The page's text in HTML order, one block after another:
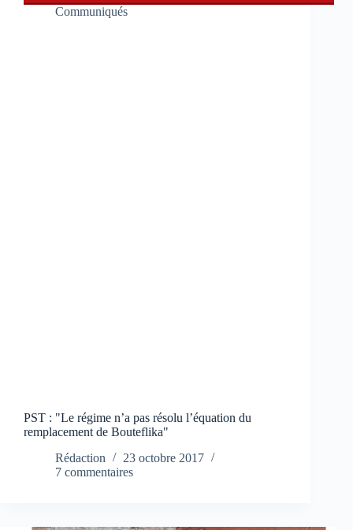
Communiqués
PST : "Le régime n’a pas résolu l’équation du
remplacement de Bouteflika"
Rédaction
23 octobre 2017
7 commentaires